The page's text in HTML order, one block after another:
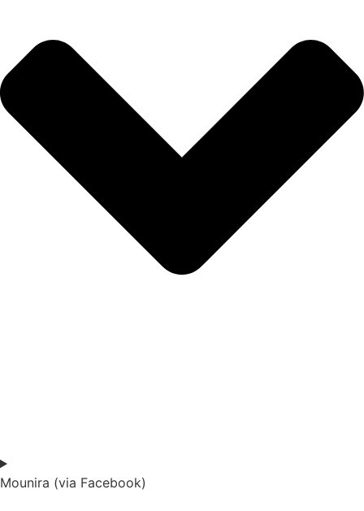
Mounira (via Facebook)